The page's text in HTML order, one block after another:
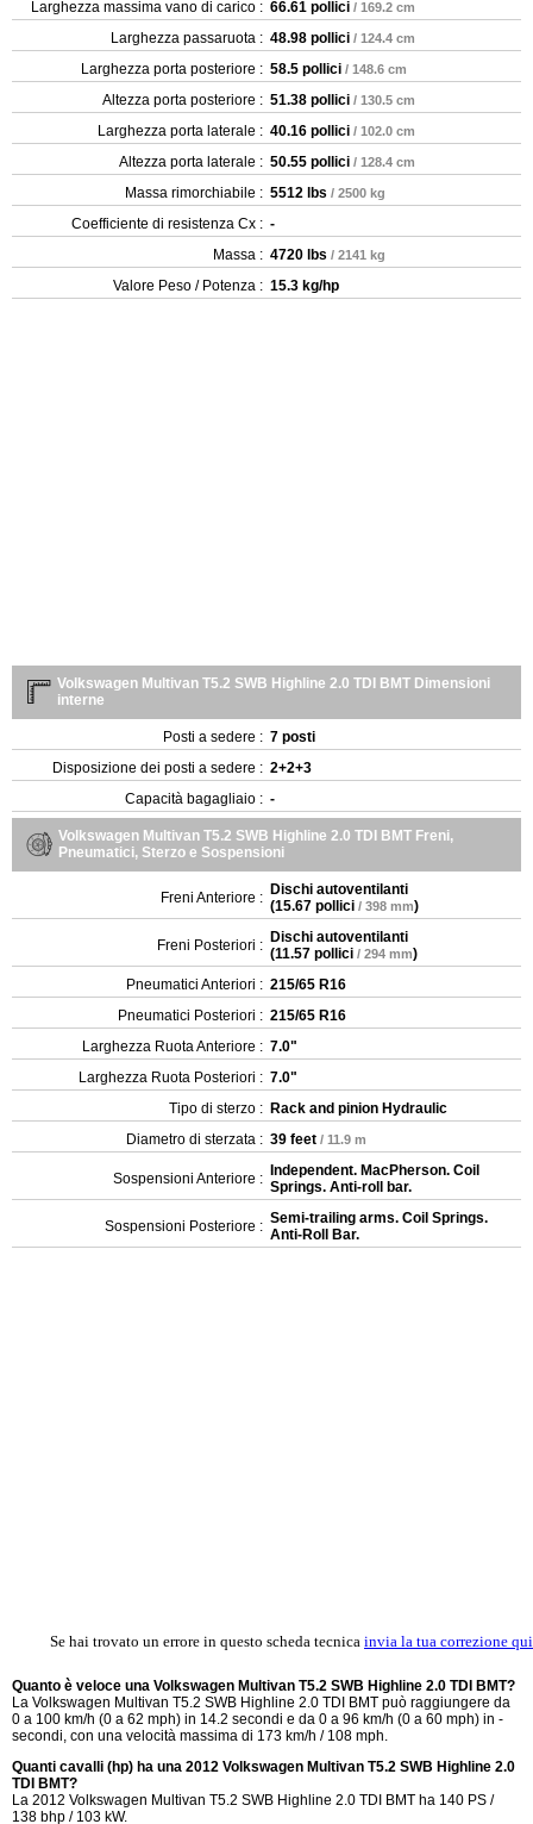
Larghezza massima vano di carico : 66.61 pollici / 169.2 cm
Larghezza passaruota : 48.98 pollici / 124.4 cm
Larghezza porta posteriore : 58.5 pollici / 148.6 cm
Altezza porta posteriore : 51.38 pollici / 130.5 cm
Larghezza porta laterale : 40.16 pollici / 102.0 cm
Altezza porta laterale : 50.55 pollici / 128.4 cm
Massa rimorchiabile : 5512 lbs / 2500 kg
Coefficiente di resistenza Cx : -
Massa : 4720 lbs / 2141 kg
Valore Peso / Potenza : 15.3 kg/hp
Volkswagen Multivan T5.2 SWB Highline 2.0 TDI BMT Dimensioni
interne
Posti a sedere : 7 posti
Disposizione dei posti a sedere : 2+2+3
Capacità bagagliaio : -
Volkswagen Multivan T5.2 SWB Highline 2.0 TDI BMT Freni,
Pneumatici, Sterzo e Sospensioni
Freni Anteriore : Dischi autoventilanti
(15.67 pollici / 398 mm)
Freni Posteriori : Dischi autoventilanti
(11.57 pollici / 294 mm)
Pneumatici Anteriori : 215/65 R16
Pneumatici Posteriori : 215/65 R16
Larghezza Ruota Anteriore : 7.0"
Larghezza Ruota Posteriori : 7.0"
Tipo di sterzo : Rack and pinion Hydraulic
Diametro di sterzata : 39 feet / 11.9 m
Sospensioni Anteriore :
Independent. MacPherson. Coil
Springs. Anti-roll bar.
Sospensioni Posteriore : Semi-trailing arms. Coil Springs.
Anti-Roll Bar.
Se hai trovato un errore in questo scheda tecnica invia la tua correzione qui
Quanto è veloce una Volkswagen Multivan T5.2 SWB Highline 2.0 TDI BMT?
La Volkswagen Multivan T5.2 SWB Highline 2.0 TDI BMT può raggiungere da
0 a 100 km/h (0 a 62 mph) in 14.2 secondi e da 0 a 96 km/h (0 a 60 mph) in -
secondi, con una velocità massima di 173 km/h / 108 mph.
Quanti cavalli (hp) ha una 2012 Volkswagen Multivan T5.2 SWB Highline 2.0
TDI BMT?
La 2012 Volkswagen Multivan T5.2 SWB Highline 2.0 TDI BMT ha 140 PS /
138 bhp / 103 kW.